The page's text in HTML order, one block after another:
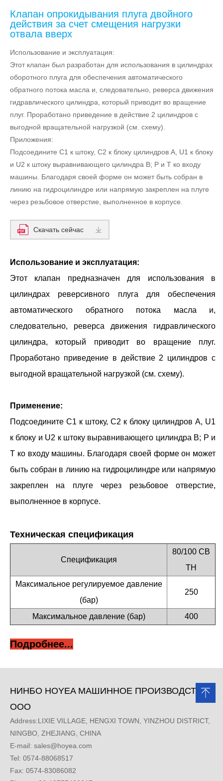
Клапан опрокидывания плуга двойного
действия за счет смещения нагрузки
отвала вверх
Использование и эксплуатация:
Этот клапан был разработан для использования в цилиндрах
оборотного плуга для обеспечения автоматического
обратного потока масла и, следовательно, реверса движения
гидравлического цилиндра, который приводит во вращение
плуг. Проработано приведение в действие 2 цилиндров с
выгодной вращательной нагрузкой (см. схему).
Приложения:
Подсоедините С1 к штоку, С2 к блоку цилиндров А, U1 к блоку
и U2 к штоку выравнивающего цилиндра В; P и T ко входу
машины. Благодаря своей форме он может быть собран в
линию на гидроцилиндре или напрямую закреплен на плуге
через резьбовое отверстие, выполненное в корпусе.
Скачать сейчас
Использование и эксплуатация:
Этот клапан предназначен для использования в
цилиндрах реверсивного плуга для обеспечения
автоматического обратного потока масла и,
следовательно, реверса движения гидравлического
цилиндра, который приводит во вращение плуг.
Проработано приведение в действие 2 цилиндров с
выгодной вращательной нагрузкой (см. схему).
Применение:
Подсоедините C1 к штоку, C2 к блоку цилиндров A, U1
к блоку и U2 к штоку выравнивающего цилиндра B; P и
T ко входу машины. Благодаря своей форме он может
быть собран в линию на гидроцилиндре или напрямую
закреплен на плуге через резьбовое отверстие,
выполненное в корпусе.
Техническая спецификация
Спецификация
80/100 СВ
ТН
Максимальное регулируемое давление
(бар)
250
Максимальное давление (бар) 400
Подробнее...
НИНБО HOYEA МАШИННОЕ ПРОИЗВОДСТВО,
ООО
Address:LIXIE VILLAGE, HENGXI TOWN, YINZHOU DISTRICT,
NINGBO, ZHEJIANG, CHINA
E-mail: sales@hoyea.com
Tel: 0574-88068517
Fax: 0574-83086082